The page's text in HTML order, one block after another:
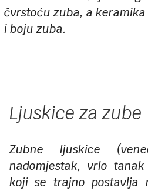
čvrstoću zuba, a
i boju zuba.
Ljuskice za zube
Zubne ljuskice
nadomjestak, vrlo
koji se trajno postavlja